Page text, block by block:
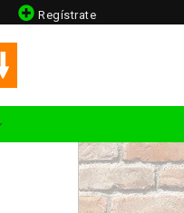
Regístrate